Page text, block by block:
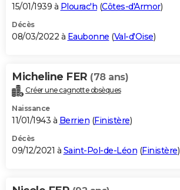
15/01/1939 à Plourac'h (Côtes-d'Armor)
Décès
08/03/2022 à Eaubonne (Val-d'Oise)
Micheline FER (78 ans)
Créer une cagnotte obsèques
Naissance
11/01/1943 à Berrien (Finistère)
Décès
09/12/2021 à Saint-Pol-de-Léon (Finistère)